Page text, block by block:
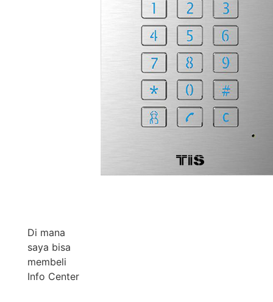
Di mana
saya bisa
membeli
Info Center